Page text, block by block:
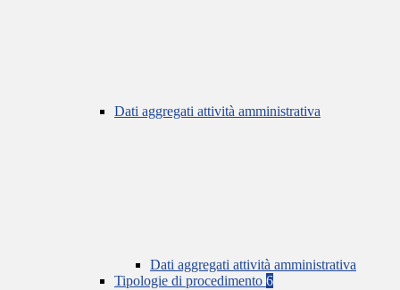
Dati aggregati attività amministrativa
Dati aggregati attività amministrativa
Tipologie di procedimento 6